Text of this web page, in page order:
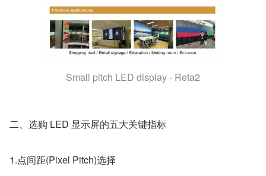
Small pitch LED display - Reta2
二、选购 LED 显示屏的五大关键指标
1.点间距(Pixel Pitch)选择